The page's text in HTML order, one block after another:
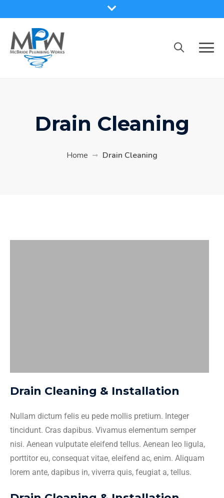
Drain Cleaning
Home Drain Cleaning
Drain Cleaning & Installation
Nullam dictum felis eu pede mollis pretium. Integer
tincidunt. Cras dapibus. Vivamus elementum semper
nisi. Aenean vulputate eleifend tellus. Aenean leo ligula,
porttitor eu, consequat vitae, eleifend ac, enim. Aliquam
lorem ante, dapibus in, viverra quis, feugiat a, tellus.